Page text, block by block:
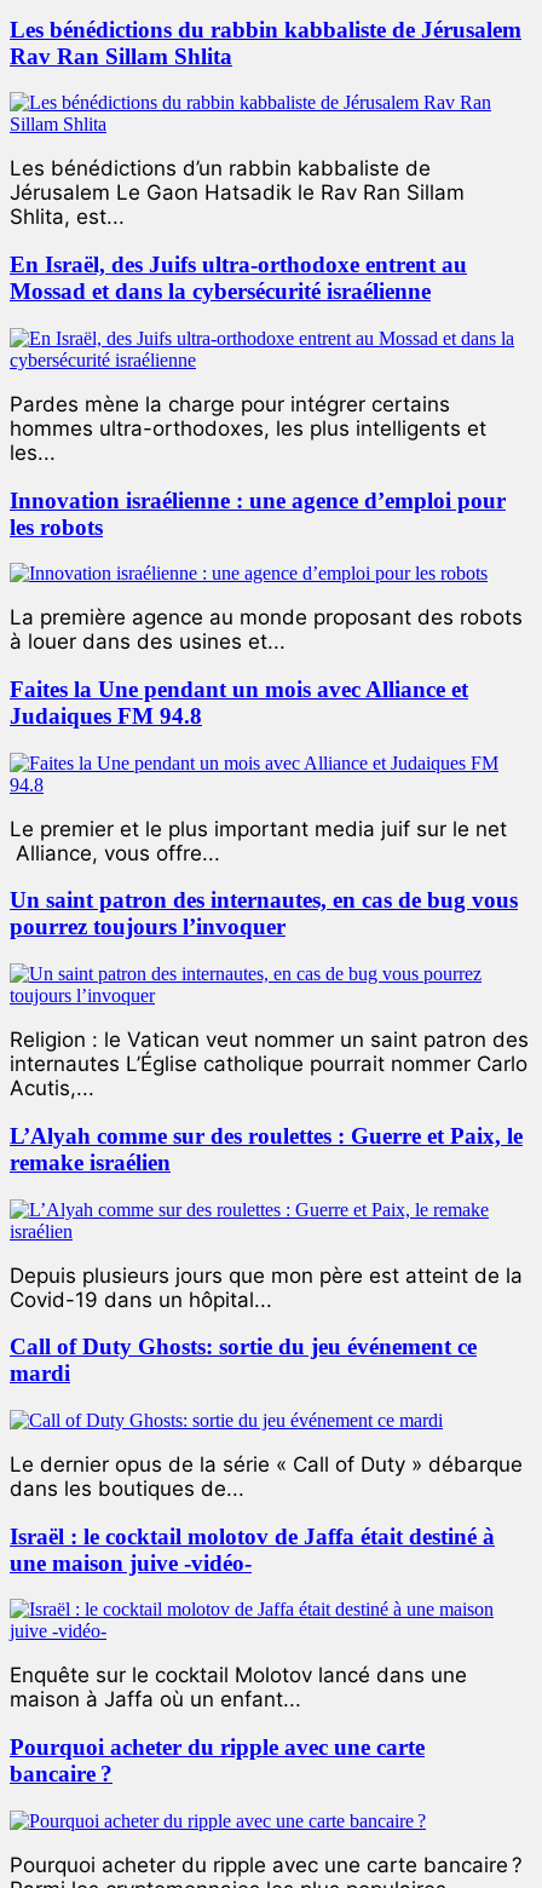
Les bénédictions du rabbin kabbaliste de Jérusalem
Rav Ran Sillam Shlita
Les bénédictions d’un rabbin kabbaliste de
Jérusalem Le Gaon Hatsadik le Rav Ran Sillam
Shlita, est...
En Israël, des Juifs ultra-orthodoxe entrent au
Mossad et dans la cybersécurité israélienne
Pardes mène la charge pour intégrer certains
hommes ultra-orthodoxes, les plus intelligents et
les...
Innovation israélienne : une agence d’emploi pour
les robots
La première agence au monde proposant des robots
à louer dans des usines et...
Faites la Une pendant un mois avec Alliance et
Judaiques FM 94.8
Le premier et le plus important media juif sur le net
Alliance, vous offre...
Un saint patron des internautes, en cas de bug vous
pourrez toujours l’invoquer
Religion : le Vatican veut nommer un saint patron des
internautes L’Église catholique pourrait nommer Carlo
Acutis,...
L’Alyah comme sur des roulettes : Guerre et Paix, le
remake israélien
Depuis plusieurs jours que mon père est atteint de la
Covid-19 dans un hôpital...
Call of Duty Ghosts: sortie du jeu événement ce
mardi
Le dernier opus de la série « Call of Duty » débarque
dans les boutiques de...
Israël : le cocktail molotov de Jaffa était destiné à
une maison juive -vidéo-
Enquête sur le cocktail Molotov lancé dans une
maison à Jaffa où un enfant...
Pourquoi acheter du ripple avec une carte
bancaire ?
Pourquoi acheter du ripple avec une carte bancaire ?